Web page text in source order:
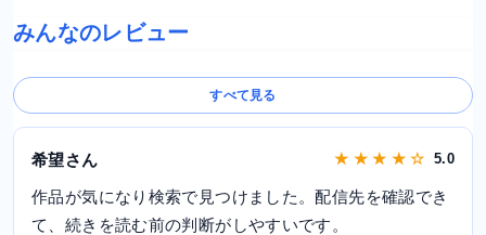
みんなのレビュー
すべて見る
希望さん ★ ★ ★ ★ ☆ 5.0
作品が気になり検索で見つけました。配信先を確認でき
て、続きを読む前の判断がしやすいです。